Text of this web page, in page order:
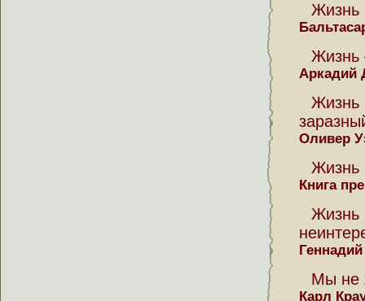
Жизнь
Жизнь
Аркадий
Оливер
Жизнь
Книга
Мы не
Карл